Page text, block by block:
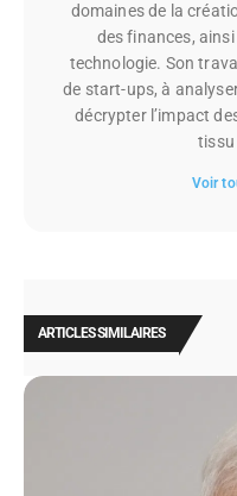
domaines de la
des finances,
technologie. Son
de start-ups, à
décrypter l’impact
tissu
Voir
ARTICLES SIMILAIRES